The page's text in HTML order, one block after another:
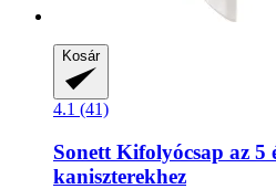
Kosár
4.1 (41)
Sonett Kifolyócsap az 5
kaniszterekhez